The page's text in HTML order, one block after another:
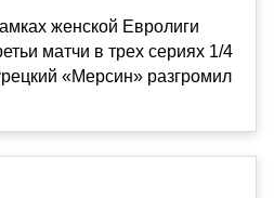
женской Евролиги
матчи в трех сериях 1/4
«Мерсин» разгромил